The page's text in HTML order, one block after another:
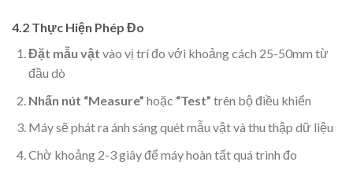
4.2 Thực Hiện Phép Đo
Đặt mẫu vật vào vị trí đo với khoảng cách 25-50mm từ
đầu dò
Nhấn nút “Measure” hoặc “Test” trên bộ điều khiển
Máy sẽ phát ra ánh sáng quét mẫu vật và thu thập dữ liệu
Chờ khoảng 2-3 giây để máy hoàn tất quá trình đo